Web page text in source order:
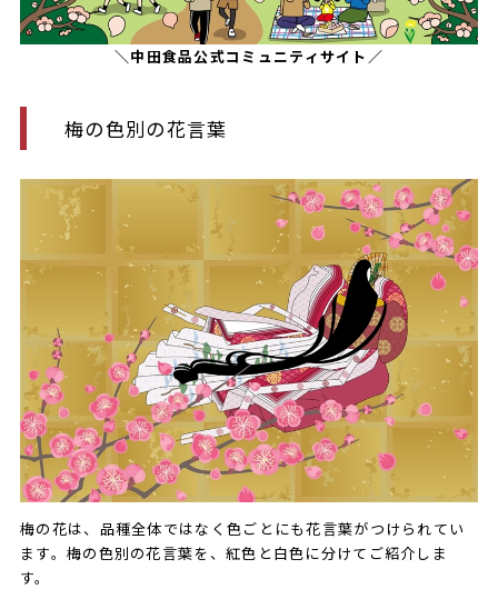
＼中田食品公式コミュニティサイト／
梅の色別の花言葉
梅の花は、品種全体ではなく色ごとにも花言葉がつけられてい
ます。梅の色別の花言葉を、紅色と白色に分けてご紹介しま
す。